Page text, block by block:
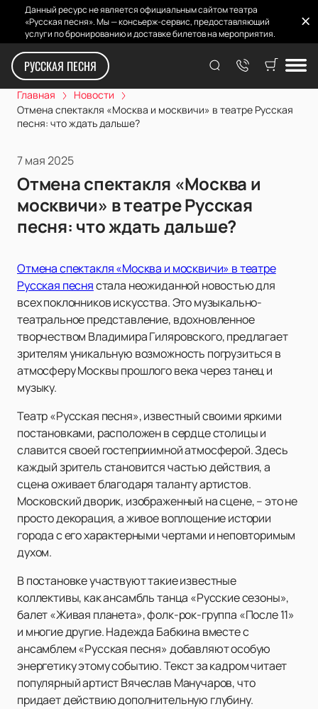
Данный ресурс не является официальным сайтом театра
«Русская песня». Мы — консьерж-сервис, предоставляющий
услуги по бронированию и доставке билетов на мероприятия.
РУССКАЯ ПЕСНЯ
Главная
Новости
Отмена спектакля «Москва и москвичи» в театре Русская
песня: что ждать дальше?
7 мая 2025
Отмена спектакля «Москва и
москвичи» в театре Русская
песня: что ждать дальше?
Отмена спектакля «Москва и москвичи» в театре
Русская песнястала неожиданной новостью для
всех поклонников искусства. Это музыкально-
театральное представление, вдохновленное
творчеством Владимира Гиляровского, предлагает
зрителям уникальную возможность погрузиться в
атмосферу Москвы прошлого века через танец и
музыку.
Театр «Русская песня», известный своими яркими
постановками, расположен в сердце столицы и
славится своей гостеприимной атмосферой. Здесь
каждый зритель становится частью действия, а
сцена оживает благодаря таланту артистов.
Московский дворик, изображенный на сцене, – это не
просто декорация, а живое воплощение истории
города с его характерными чертами и неповторимым
духом.
В постановке участвуют такие известные
коллективы, как ансамбль танца «Русские сезоны»,
балет «Живая планета», фолк-рок-группа «После 11»
и многие другие. Надежда Бабкина вместе с
ансамблем «Русская песня» добавляют особую
энергетику этому событию. Текст за кадром читает
популярный артист Вячеслав Манучаров, что
придает действию дополнительную глубину.